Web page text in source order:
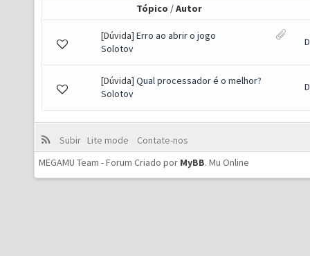
Tópico /Autor
[Dúvida] Erro ao abrir o jogo
Solotov
[Dúvida] Qual processador é o melhor?
Solotov
Subir Lite mode
Contate-nos
MEGAMU Team - Forum Criado por MyBB. Mu Online